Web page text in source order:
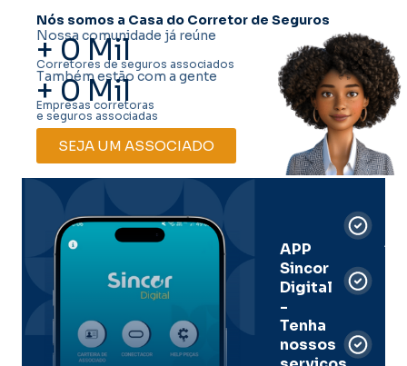
Nós somos a Casa do Corretor de Seguros
Nossa comunidade já reúne
+0 Mil
Corretores de seguros associados
Também estão com a gente
+0Mil
Empresas corretoras
e seguros associadas
SEJA UM ASSOCIADO
APP
Sincor
Digital
-
Tenha
nossos